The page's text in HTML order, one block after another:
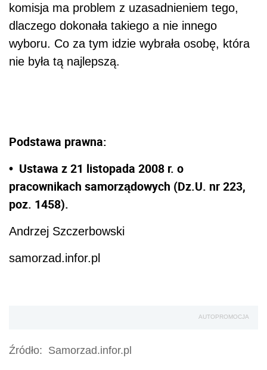
komisja ma problem z uzasadnieniem tego,
dlaczego dokonała takiego a nie innego
wyboru. Co za tym idzie wybrała osobę, która
nie była tą najlepszą.
Podstawa prawna:
• Ustawa z 21 listopada 2008 r. o
pracownikach samorządowych (Dz.U. nr 223,
poz. 1458).
Andrzej Szczerbowski
samorzad.infor.pl
AUTOPROMOCJA
Źródło: Samorzad.infor.pl